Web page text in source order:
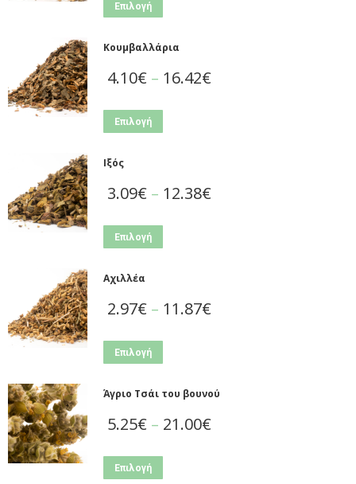
Επιλογή
Κουμβαλλάρια
4.10€ – 16.42€
Επιλογή
Ιξός
3.09€ – 12.38€
Επιλογή
Αχιλλέα
2.97€ – 11.87€
Επιλογή
Άγριο Τσάι του βουνού
5.25€ – 21.00€
Επιλογή